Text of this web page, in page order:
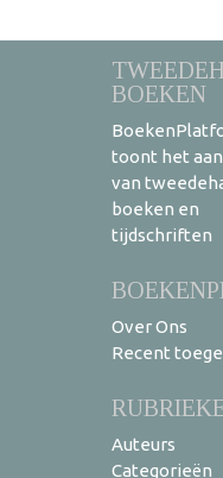
BOEKEN
toont het
van
boeken en
tijdschriften
Over Ons
Recent
Auteurs
Categorieën